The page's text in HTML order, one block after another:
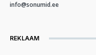
info@sonumid.ee
REKLAAM